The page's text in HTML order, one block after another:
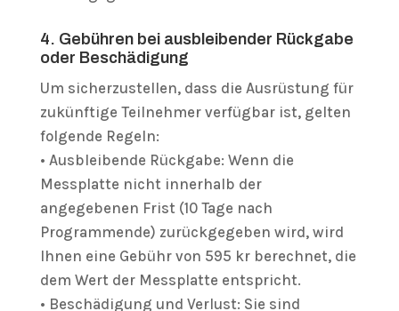
4. Gebühren bei ausbleibender Rückgabe
oder Beschädigung
Um sicherzustellen, dass die Ausrüstung für
zukünftige Teilnehmer verfügbar ist, gelten
folgende Regeln:
• Ausbleibende Rückgabe: Wenn die
Messplatte nicht innerhalb der
angegebenen Frist (10 Tage nach
Programmende) zurückgegeben wird, wird
Ihnen eine Gebühr von 595 kr berechnet, die
dem Wert der Messplatte entspricht.
• Beschädigung und Verlust: Sie sind